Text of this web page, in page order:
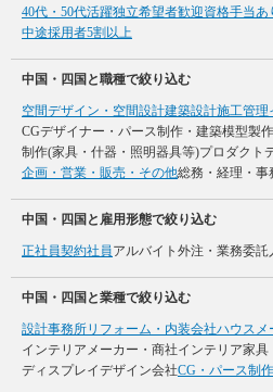
40代・50代活躍独立希望者歓迎資格手当あ
中途採用者5割以上
中国・四国と職種で絞り込む
空間デザイン・空間設計建築設計施工管理
CGデザイナー・パース制作・建築模型製作
制作(家具・什器・照明器具等)プロダクト
企画・営業・販売・その他総務・経理・事
中国・四国と雇用形態で絞り込む
正社員契約社員アルバイト 外注・業務委託
中国・四国と業種で絞り込む
設計事務所リフォーム・内装会社ハウスメ
インテリアメーカー・商社インテリア家具
ディスプレイデザイン会社CG・パース制